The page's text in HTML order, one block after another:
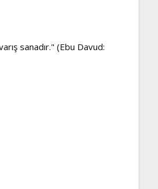
sanadır." (Ebu Davud: